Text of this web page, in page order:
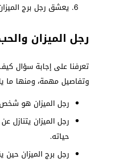
يعشق رجل برج
رجل الميزان
تعرفنا على إجابة سؤال
وتفاصيل مهمة، ومنها ما
رجل الميزان هو شخص
رجل الميزان يتنازل
حياته.
رجل برج الميزان